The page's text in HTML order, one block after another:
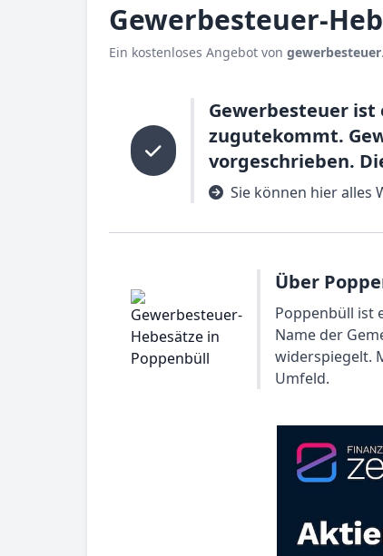
Gewerbesteuer-
Ein kostenloses Angebot von gewerbesteuer
Gewerbesteuer
zugutekommt.
vorgeschrieben.
Sie können hier alles
Über
Poppenbüll ist
Name der
widerspiegelt.
Umfeld.